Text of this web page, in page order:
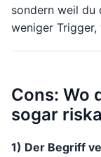
sondern weil du
weniger
Cons: Wo
sogar
1) Der Begriff